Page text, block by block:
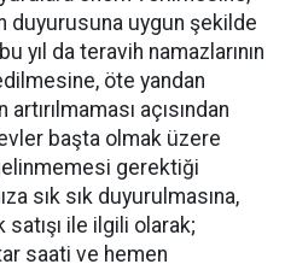
duyurusuna uygun şekilde
yıl da teravih namazlarının
öte yandan
açısından
başta olmak üzere
gerektiği
sık sık duyurulmasına,
ile ilgili olarak;
saati ve hemen